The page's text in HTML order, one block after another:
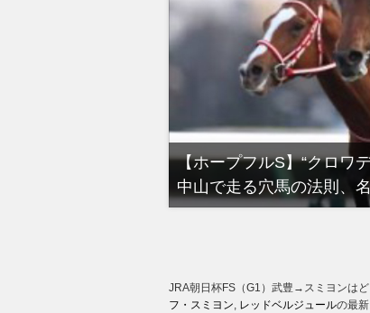
【ホープフルS】“クロワ
中山で走る穴馬の法則、
JRA朝日杯FS（G1）武豊→スミヨンは
フ・スミヨン, レッドベルジュールの最